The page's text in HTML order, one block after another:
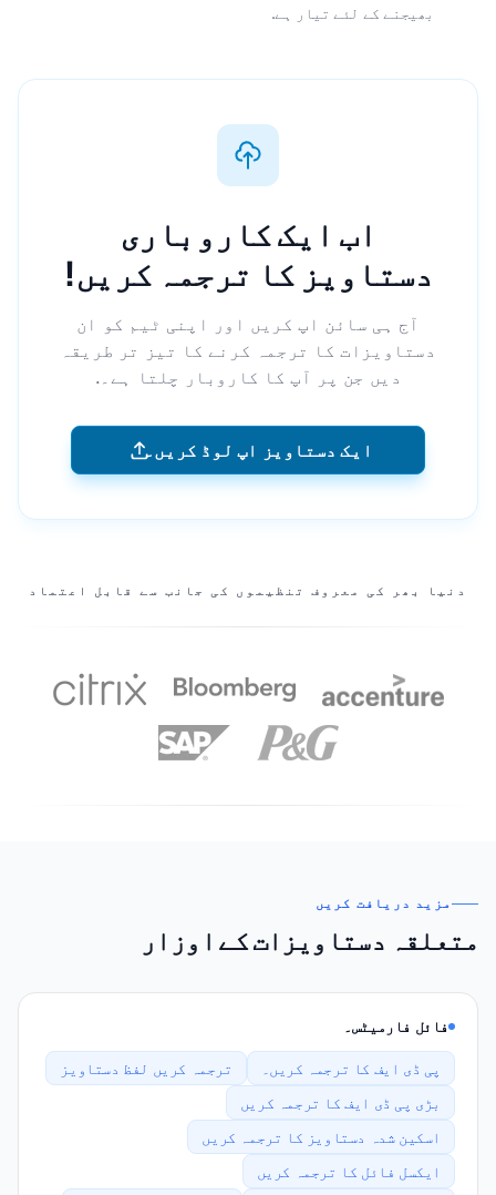
بھیجنے کے لئے تیار ہے.
اب ایک کاروباری
دستاویز کا ترجمہ کریں!
آج ہی سائن اپ کریں اور اپنی ٹیم کو ان
دستاویزات کا ترجمہ کرنے کا تیز تر طریقہ
دیں جن پر آپ کا کاروبار چلتا ہے۔.
ایک دستاویز اپ لوڈ کریں۔
ہمارے شراکت دار
دنیا بھر کی معروف تنظیموں کی جانب سے قابل اعتماد
مزید دریافت کریں
متعلقہ دستاویزات کے اوزار
فائل فارمیٹس۔
پی ڈی ایف کا ترجمہ کریں۔
ترجمہ کریں لفظ دستاویز
بڑی پی ڈی ایف کا ترجمہ کریں
اسکین شدہ دستاویز کا ترجمہ کریں
ایکسل فائل کا ترجمہ کریں